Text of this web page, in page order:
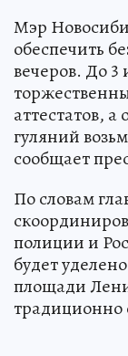
Мэр
обеспечить
вечеров. До 3
аттестатов,
гуляний
сообщает
По словам
полиции и
будет
площади
традиционно